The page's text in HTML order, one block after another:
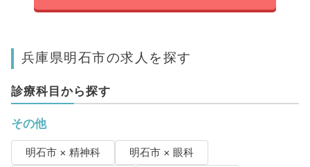
兵庫県明石市の求人を探す
診療科目から探す
その他
明石市 × 精神科
明石市 × 眼科